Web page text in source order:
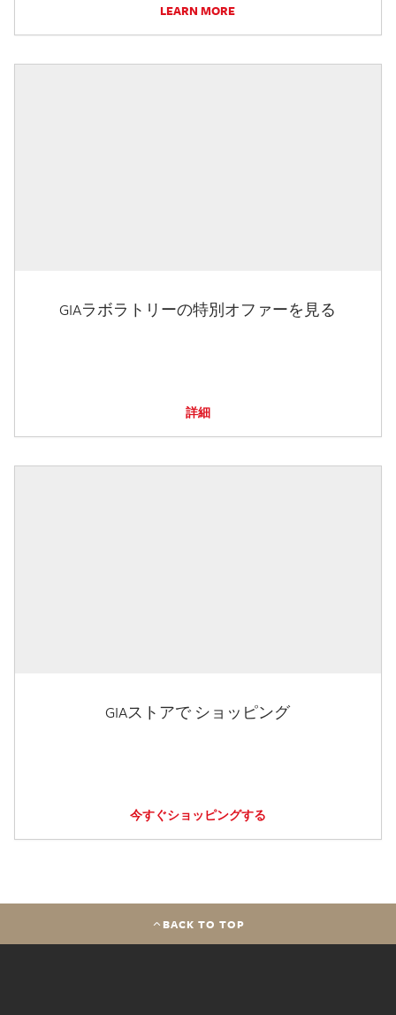
LEARN MORE
GIAラボラトリーの特別オファーを見る
詳細
GIAストアで ショッピング
今すぐショッピングする
BACK TO TOP